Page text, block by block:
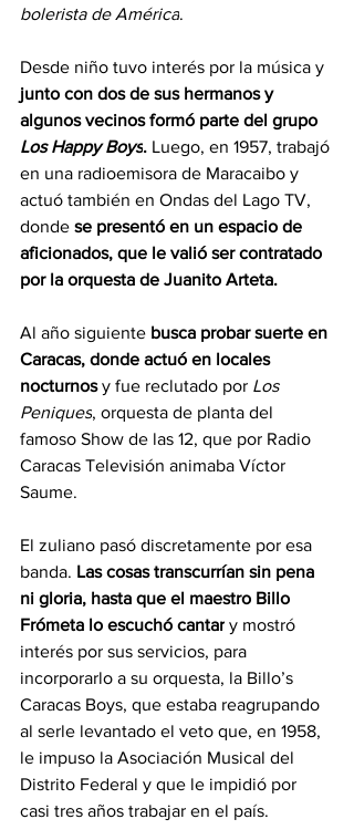
bolerista de América.
Desde niño tuvo interés por la música y
junto con dos de sus hermanos y
algunos vecinos formó parte del grupo
Los Happy Boys. Luego, en 1957, trabajó
en una radioemisora de Maracaibo y
actuó también en Ondas del Lago TV,
donde se presentó en un espacio de
aficionados, que le valió ser contratado
por la orquesta de Juanito Arteta.
Al año siguiente busca probar suerte en
Caracas, donde actuó en locales
nocturnos y fue reclutado por Los
Peniques, orquesta de planta del
famoso Show de las 12, que por Radio
Caracas Televisión animaba Víctor
Saume.
El zuliano pasó discretamente por esa
banda. Las cosas transcurrían sin pena
ni gloria, hasta que el maestro Billo
Frómeta lo escuchó cantar y mostró
interés por sus servicios, para
incorporarlo a su orquesta, la Billo’s
Caracas Boys, que estaba reagrupando
al serle levantado el veto que, en 1958,
le impuso la Asociación Musical del
Distrito Federal y que le impidió por
casi tres años trabajar en el país.